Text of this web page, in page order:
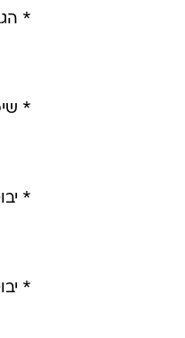
*
*
*
*